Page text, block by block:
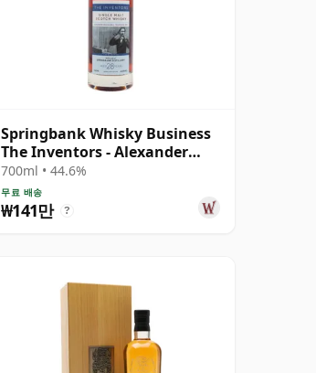
Springbank Whisky Business
The Inventors - Alexander
Graham B 1997 28년산
700ml • 44.6%
무료 배송
₩141만 ?